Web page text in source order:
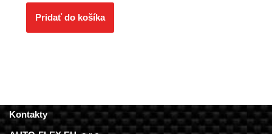
Pridať do košíka
Kontakty